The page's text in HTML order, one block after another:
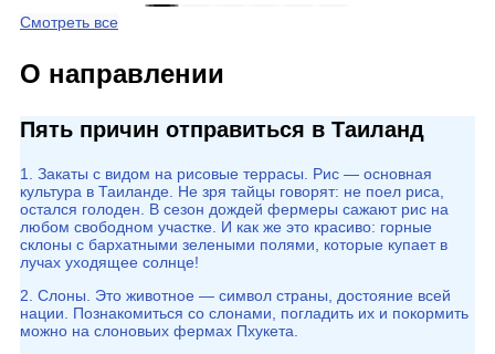
Смотреть все
О направлении
Пять причин отправиться в Таиланд
1. Закаты с видом на рисовые террасы. Рис — основная
культура в Таиланде. Не зря тайцы говорят: не поел риса,
остался голоден. В сезон дождей фермеры сажают рис на
любом свободном участке. И как же это красиво: горные
склоны с бархатными зелеными полями, которые купает в
лучах уходящее солнце!
2. Слоны. Это животное — символ страны, достояние всей
нации. Познакомиться со слонами, погладить их и покормить
можно на слоновьих фермах Пхукета.